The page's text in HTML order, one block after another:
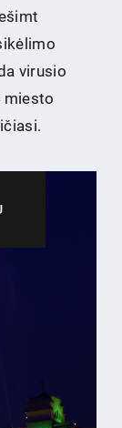
virusio
miesto